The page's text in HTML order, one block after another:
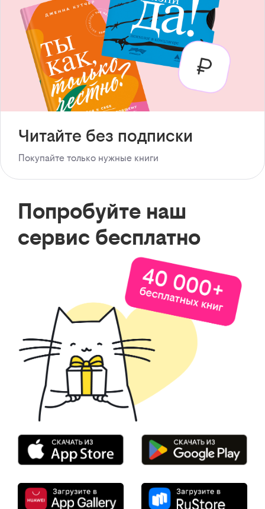
Читайте без подписки
Покупайте только нужные книги
Попробуйте наш
сервис бесплатно